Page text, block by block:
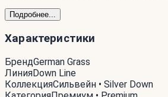
Подробнее...
Характеристики
БрендGerman Grass
ЛинияDown Line
КоллекцияСильвейн • Silver Down